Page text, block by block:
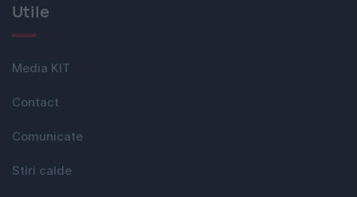
Utile
Media KIT
Contact
Comunicate
Stiri calde